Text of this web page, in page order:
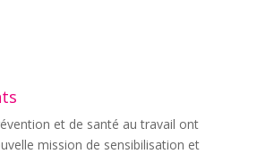
et de santé au travail ont
mission de sensibilisation et